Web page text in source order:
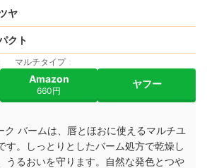
ヤ
クト
マルチタイプ
Amazon
660円
ヤフー
ク バームは、唇とほおに使えるマルチユ
す。しっとりとしたバーム処方で乾燥し
うるおいを守ります。自然な発色とつや